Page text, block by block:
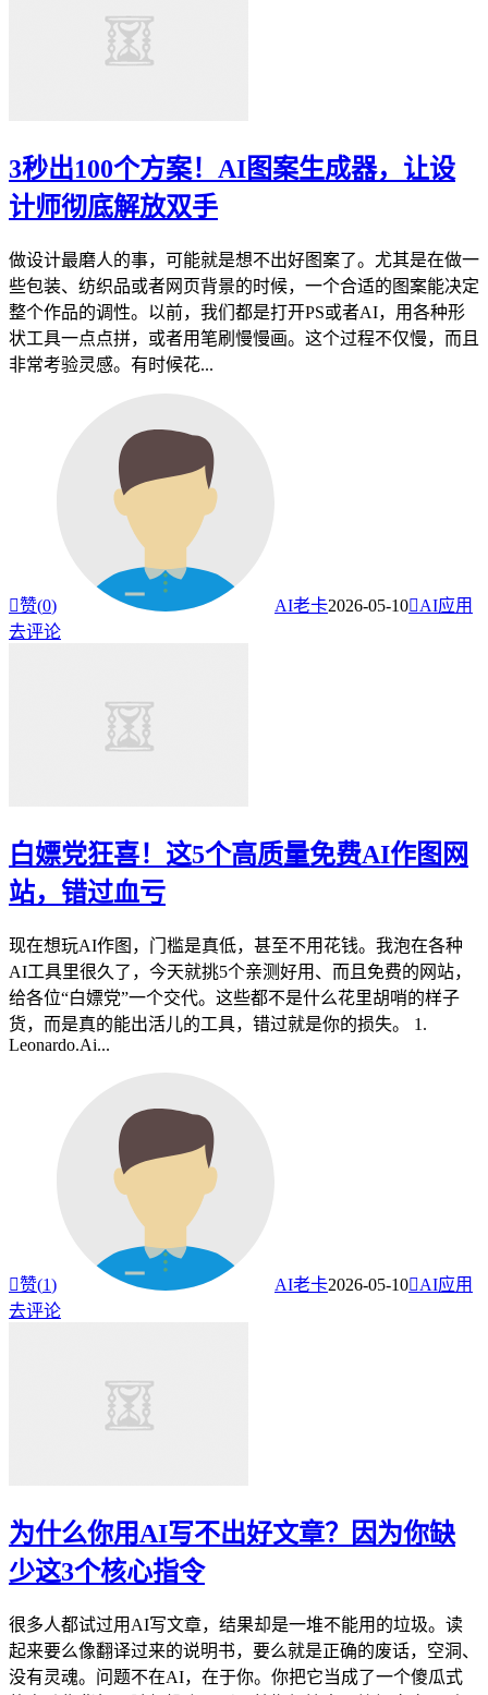
3秒出100个方案！AI图案生成器，让设
计师彻底解放双手
做设计最磨人的事，可能就是想不出好图案了。尤其是在做一
些包装、纺织品或者网页背景的时候，一个合适的图案能决定
整个作品的调性。以前，我们都是打开PS或者AI，用各种形
状工具一点点拼，或者用笔刷慢慢画。这个过程不仅慢，而且
非常考验灵感。有时候花...
赞(0) AI老卡2026-05-10AI应用
去评论
白嫖党狂喜！这5个高质量免费AI作图网
站，错过血亏
现在想玩AI作图，门槛是真低，甚至不用花钱。我泡在各种
AI工具里很久了，今天就挑5个亲测好用、而且免费的网站，
给各位“白嫖党”一个交代。这些都不是什么花里胡哨的样子
货，而是真的能出活儿的工具，错过就是你的损失。 1.
Leonardo.Ai...
赞(1) AI老卡2026-05-10AI应用
去评论
为什么你用AI写不出好文章？因为你缺
少这3个核心指令
很多人都试过用AI写文章，结果却是一堆不能用的垃圾。读
起来要么像翻译过来的说明书，要么就是正确的废话，空洞、
没有灵魂。问题不在AI，在于你。你把它当成了一个傻瓜式